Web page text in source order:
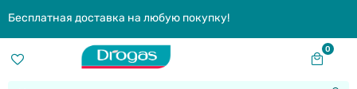
Бесплатная доставка на любую покупку!
0